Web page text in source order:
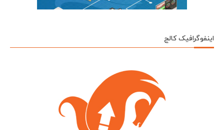
اینفوگرافیک کالج